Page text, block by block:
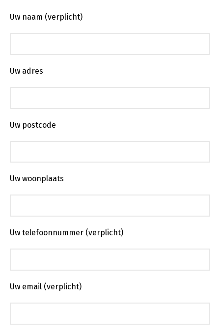
Uw naam (verplicht)
Uw adres
Uw postcode
Uw woonplaats
Uw telefoonnummer (verplicht)
Uw email (verplicht)